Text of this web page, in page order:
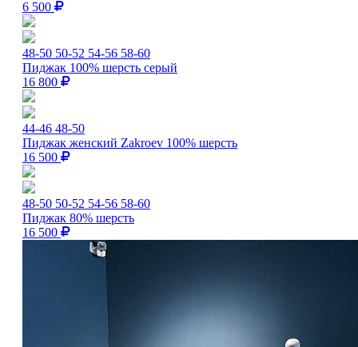
6 500
48-50 50-52 54-56 58-60
Пиджак 100% шерсть серый
16 800
44-46 48-50
Пиджак женский Zakroev 100% шерсть
16 500
48-50 50-52 54-56 58-60
Пиджак 80% шерсть
16 500